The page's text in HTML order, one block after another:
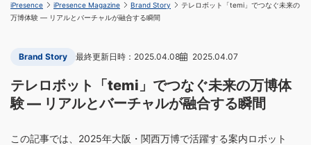
iPresence iPresence Magazine Brand Story
テレロボット「temi」でつなぐ未来の
万博体験 — リアルとバーチャルが融合する瞬間
Brand Story 2025.04.08 2025.04.07
テレロボット「temi」でつなぐ未来の万博体
験 — リアルとバーチャルが融合する瞬間
この記事では、2025年大阪・関西万博で活躍する案内ロボット